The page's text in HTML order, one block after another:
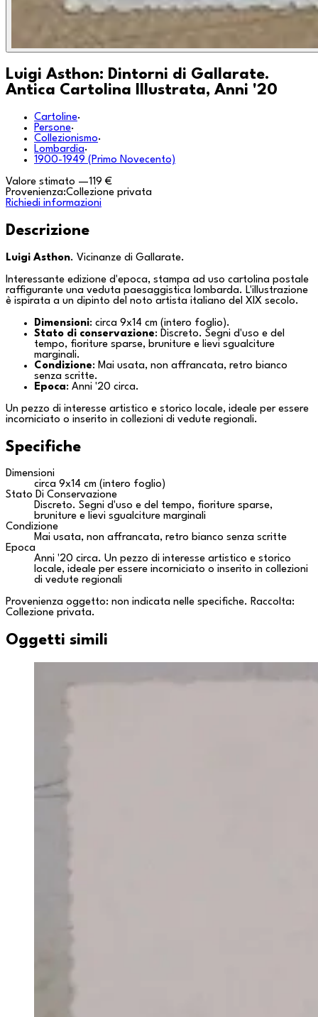
Luigi Asthon: Dintorni di Gallarate.
Antica Cartolina Illustrata, Anni '20
Cartoline·
Persone·
Collezionismo·
Lombardia·
1900-1949 (Primo Novecento)
Valore stimato —119 €
Provenienza:Collezione privata
Richiedi informazioni
Descrizione
Luigi Asthon. Vicinanze di Gallarate.
Interessante edizione d'epoca, stampa ad uso cartolina postale
raffigurante una veduta paesaggistica lombarda. L'illustrazione
è ispirata a un dipinto del noto artista italiano del XIX secolo.
Dimensioni: circa 9x14 cm (intero foglio).
Stato di conservazione: Discreto. Segni d'uso e del
tempo, fioriture sparse, bruniture e lievi sgualciture
marginali.
Condizione: Mai usata, non affrancata, retro bianco
senza scritte.
Epoca: Anni '20 circa.
Un pezzo di interesse artistico e storico locale, ideale per essere
incorniciato o inserito in collezioni di vedute regionali.
Specifiche
Dimensioni
circa 9x14 cm (intero foglio)
Stato Di Conservazione
Discreto. Segni d'uso e del tempo, fioriture sparse,
bruniture e lievi sgualciture marginali
Condizione
Mai usata, non affrancata, retro bianco senza scritte
Epoca
Anni '20 circa. Un pezzo di interesse artistico e storico
locale, ideale per essere incorniciato o inserito in collezioni
di vedute regionali
Provenienza oggetto: non indicata nelle specifiche. Raccolta:
Collezione privata.
Oggetti simili